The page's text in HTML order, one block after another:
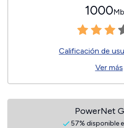
1000
Calificación de
Ver más
PowerNet
57% disponible